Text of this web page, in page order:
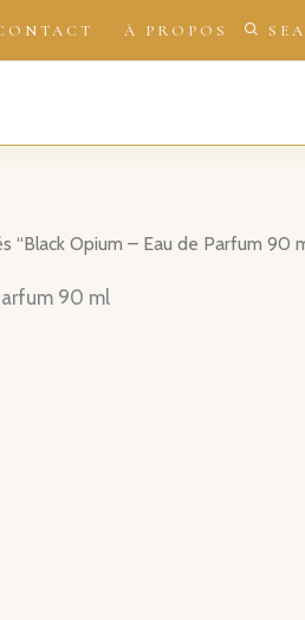
À PROPOS
“Black Opium – Eau de Parfum 90
90 ml